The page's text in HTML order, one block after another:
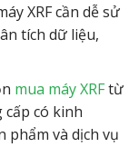
XRF cần dễ sử
tích dữ liệu,
mua máy XRFtừ
có kinh
phẩm và dịch vụ